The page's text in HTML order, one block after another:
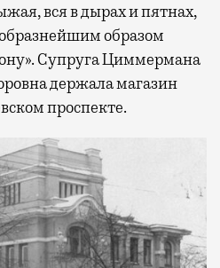
вся в дырах и пятнах,
образом
Супруга Циммермана
держала магазин
проспекте.